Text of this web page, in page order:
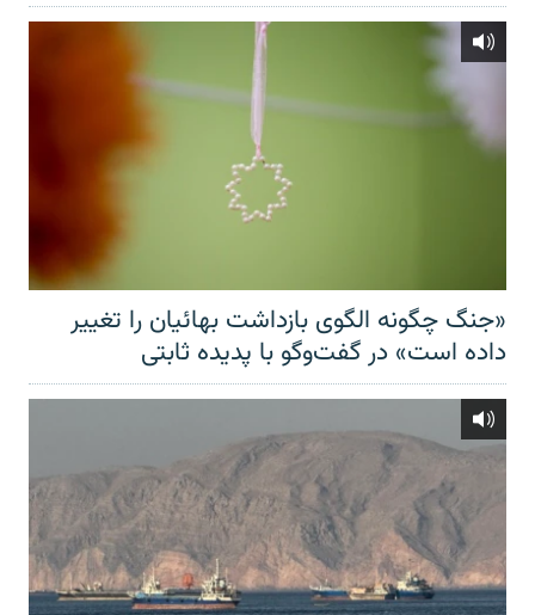
«جنگ چگونه الگوی بازداشت بهائیان را تغییر
داده است» در گفت‌وگو با پدیده ثابتی